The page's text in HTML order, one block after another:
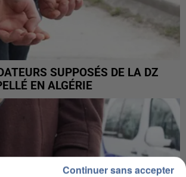
SUPPOSÉS DE LA DZ
EN ALGÉRIE
Continuer sans accepter